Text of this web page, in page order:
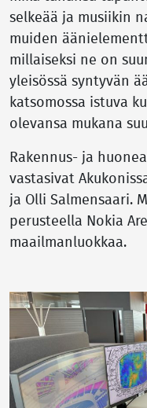
selkeää ja musiikin
muiden
millaiseksi ne on
yleisössä syntyvän
katsomossa istuva
olevansa mukana
Rakennus- ja
vastasivat
ja Olli Salmensaari.
perusteella Nokia
maailmanluokkaa.